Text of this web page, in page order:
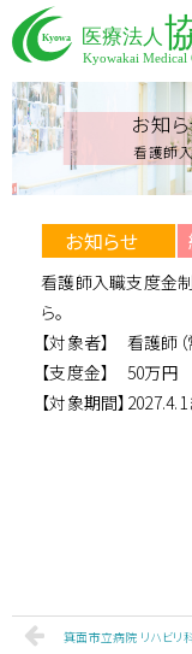
お知
看護師
お知らせ
看護師入職支度金制
ら。
【対象者】 看護師
【支度金】 50万円
【対象期間】
箕面市立病院 リハビリ